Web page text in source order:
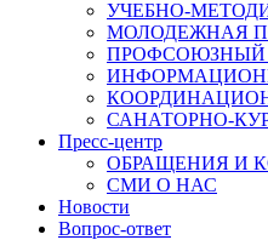
УЧЕБНО-
МОЛОДЕЖНАЯ
ПРОФСОЮЗНЫЙ
САНАТОРНО-
Пресс-центр
ОБРАЩЕНИЯ И
СМИ О НАС
Новости
Вопрос-ответ